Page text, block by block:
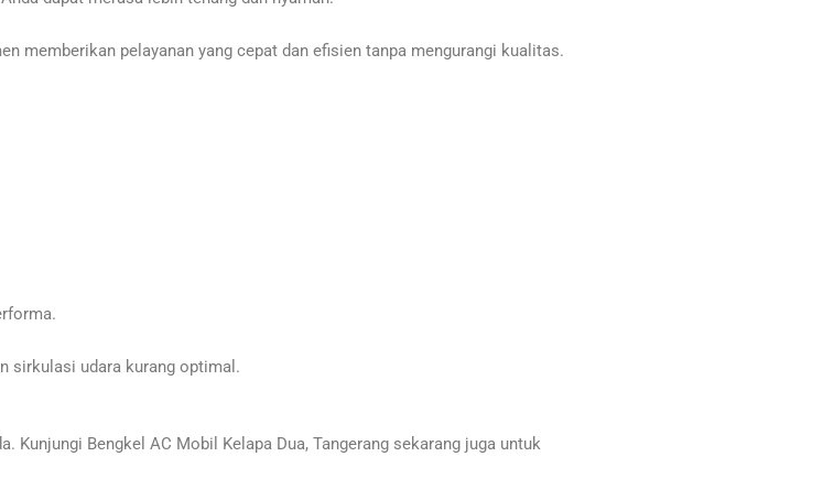
memberikan pelayanan yang cepat dan efisien tanpa mengurangi kualitas.
sirkulasi udara kurang optimal.
Kunjungi Bengkel AC Mobil Kelapa Dua, Tangerang sekarang juga untuk